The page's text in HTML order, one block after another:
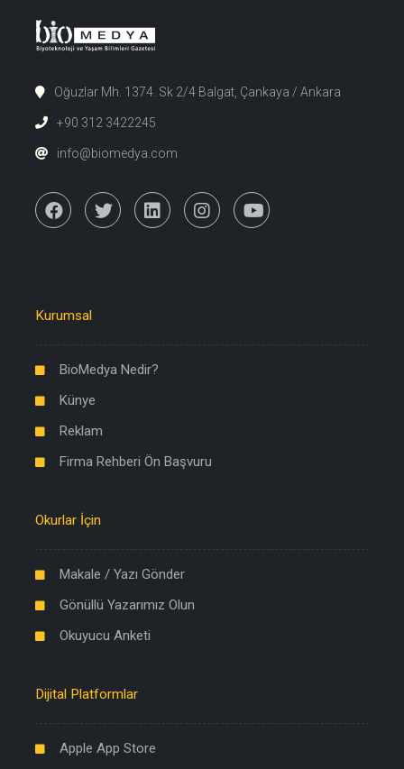
Oğuzlar Mh. 1374. Sk 2/4 Balgat, Çankaya / Ankara
+90 312 3422245
info@biomedya.com
Kurumsal
BioMedya Nedir?
Künye
Reklam
Firma Rehberi Ön Başvuru
Okurlar İçin
Makale / Yazı Gönder
Gönüllü Yazarımız Olun
Okuyucu Anketi
Dijital Platformlar
Apple App Store